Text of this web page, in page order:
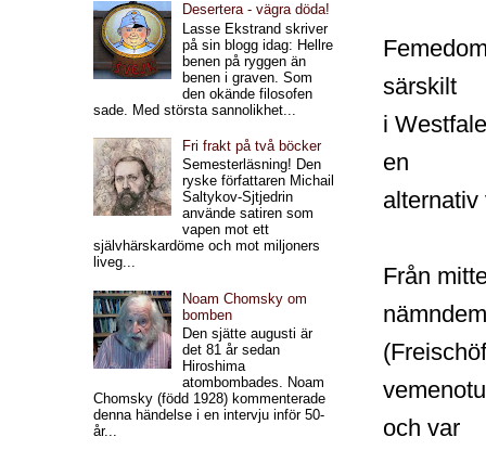
särskilt
i
en
Från
och var
Desertera - vägra döda!
Lasse Ekstrand skriver
på sin blogg idag: Hellre
benen på ryggen än
benen i graven. Som
den okände filosofen
sade. Med största sannolikhet...
Fri frakt på två böcker
Semesterläsning! Den
ryske författaren Michail
Saltykov-Sjtjedrin
använde satiren som
vapen mot ett
självhärskardöme och mot miljoners
liveg...
Noam Chomsky om
bomben
Den sjätte augusti är
det 81 år sedan
Hiroshima
atombombades. Noam
Chomsky (född 1928) kommenterade
denna händelse i en intervju inför 50-
år...